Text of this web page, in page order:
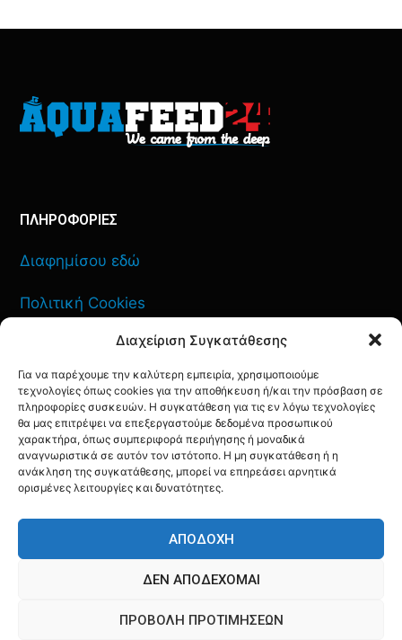
Διαχείριση Συγκατάθεσης
Για να παρέχουμε την καλύτερη εμπειρία, χρησιμοποιούμε
τεχνολογίες όπως cookies για την αποθήκευση ή/και την πρόσβαση σε
πληροφορίες συσκευών. Η συγκατάθεση για τις εν λόγω τεχνολογίες
θα μας επιτρέψει να επεξεργαστούμε δεδομένα προσωπικού
χαρακτήρα, όπως συμπεριφορά περιήγησης ή μοναδικά
αναγνωριστικά σε αυτόν τον ιστότοπο. Η μη συγκατάθεση ή η
ανάκληση της συγκατάθεσης, μπορεί να επηρεάσει αρνητικά
ορισμένες λειτουργίες και δυνατότητες.
ΑΠΟΔΟΧΉ
ΔΕΝ ΑΠΟΔΈΧΟΜΑΙ
ΠΡΟΒΟΛΉ ΠΡΟΤΙΜΉΣΕΩΝ
ΠΛΗΡΟΦΟΡΙΕΣ
Διαφημίσου εδώ
Πολιτική Cookies
Πολιτική Απορρήτου
ΕΠΙΚΟΙΝΩΝΙΑ
YOUTUBE